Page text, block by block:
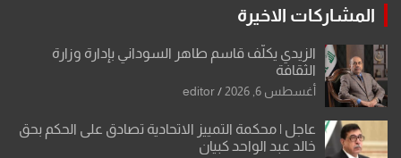
المشاركات الاخيرة
الزيدي يكلّف قاسم طاهر السوداني بإدارة وزارة
الثقافة
أغسطس 6, 2026 editor
عاجل | محكمة التمييز الاتحادية تصادق على الحكم بحق
خالد عبد الواحد كبيان